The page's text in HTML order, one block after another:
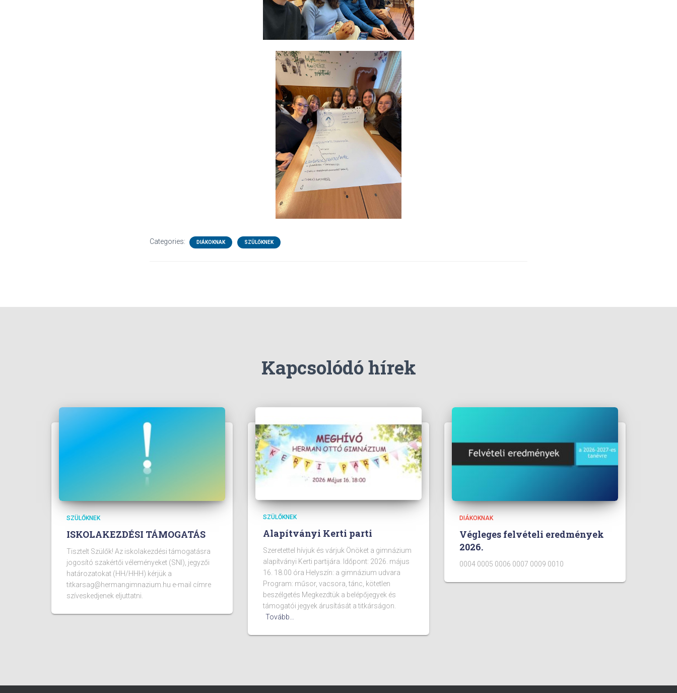
Categories: DIÁKOKNAK SZÜLŐKNEK
Kapcsolódó hírek
SZÜLŐKNEK
ISKOLAKEZDÉSI TÁMOGATÁS
Tisztelt Szülők! Az iskolakezdési támogatásra
jogosító szakértői véleményeket (SNI), jegyzői
határozatokat (HH/HHH) kérjük a
titkarsag@hermangimnazium.hu e-mail címre
szíveskedjenek eljuttatni.
SZÜLŐKNEK
Alapítványi Kerti parti
Szeretettel hívjuk és várjuk Önöket a gimnázium
alapítványi Kerti partijára. Időpont: 2026. május
16. 18.00 óra Helyszín: a gimnázium udvara
Program: műsor, vacsora, tánc, kötetlen
beszélgetés Megkezdtük a belépőjegyek és
támogatói jegyek árusítását a titkárságon.
Tovább…
DIÁKOKNAK
Végleges felvételi eredmények
2026.
0004 0005 0006 0007 0009 0010